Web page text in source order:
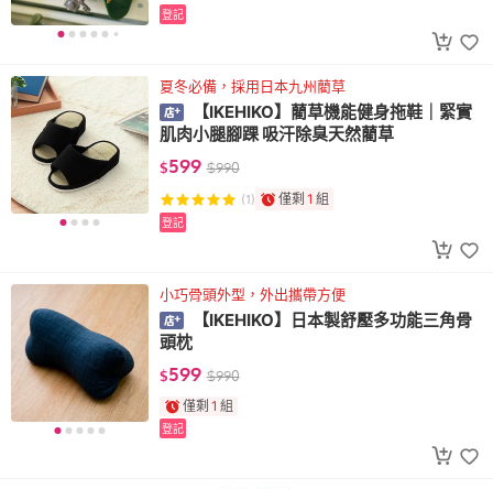
登記
夏冬必備，採用日本九州藺草
【IKEHIKO】藺草機能健身拖鞋｜緊實
肌肉小腿腳踝 吸汗除臭天然藺草
$599 $990
(1) 僅剩 1 組
登記
小巧骨頭外型，外出攜帶方便
【IKEHIKO】日本製舒壓多功能三角骨
頭枕
$599 $990
僅剩 1 組
登記